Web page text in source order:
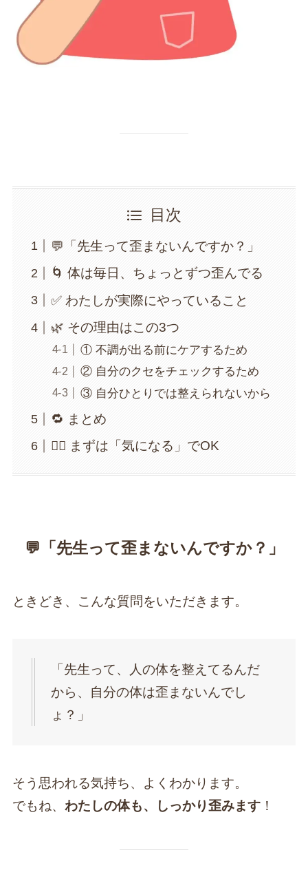
目次
💬「先生って歪まないんですか？」
🌀 体は毎日、ちょっとずつ歪んでる
✅ わたしが実際にやっていること
🌿 その理由はこの3つ
① 不調が出る前にケアするため
② 自分のクセをチェックするため
③ 自分ひとりでは整えられないから
🔁 まとめ
🚶‍♀️ まずは「気になる」でOK
💬「先生って歪まないんですか？」
ときどき、こんな質問をいただきます。
「先生って、人の体を整えてるんだ
から、自分の体は歪まないんでし
ょ？」
そう思われる気持ち、よくわかります。
でもね、 わたしの体も、しっかり歪みます！